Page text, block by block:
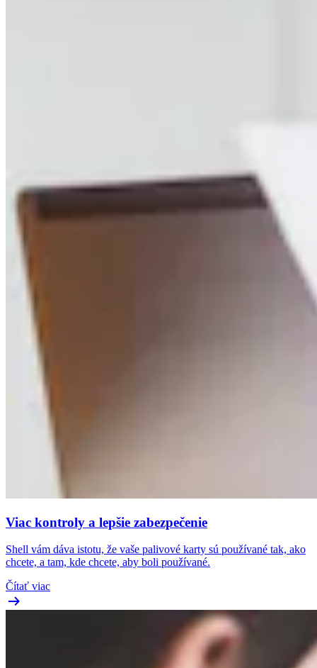
Viac kontroly a lepšie zabezpečenie
Shell vám dáva istotu, že vaše palivové karty sú používané tak, ako
chcete, a tam, kde chcete, aby boli používané.
Čítať viac